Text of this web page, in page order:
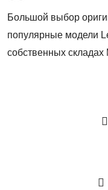
Большой выбор
популярные модели
собственных складах